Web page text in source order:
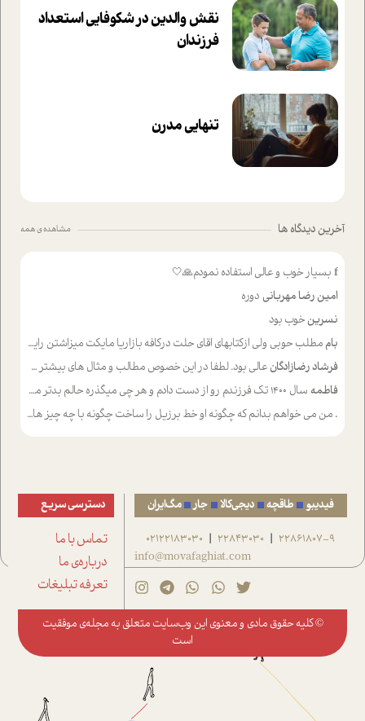
نقش والدین در شکوفا‌یی ا‌ستعداد
فرزندان‌
تنهایی مدرن
آخرین دیدگاه ها مشاهده ی همه
f بسیار خوب و عالی استفاده نمودم🙏🤍
امین رضا مهربانی دوره
نسرینخوب بود
بام مطلب حوبی ولی ازکتابهای اقای حلت درکافه بازاریا مایکت میزاشتن رایگان خوب بود ولی هرکدام خلاصه شده ش تومجله از طریق سایت هم خوبه اینکه درزیر اخرصفحه گذاشته شده خب ادم خبره میره نصب میکنه میخونه ولی هرکسی گوشیش ظرفیتش نداره باتشکر
فرشاد رضازادگان عالی بود. لطفا در این خصوص مطالب و مثال های بیشتر ی ارایه دهید
فاطمه سال ۱۴۰۰ تک فرزندم رو از دست دادم و هر چی میگذره حالم بدتر میشه و دلتنگتر تنایی رو ترجیح دادم و معاشرت برام سخت شده
. من می خواهم بدانم که چگونه او خط برزیل را ساخت چگونه با چه چیز هایی
فیدیبو طاقچه دیجی‌کالا جار مگ‌ایران
22861807-9
|
22843030
|
02122183030
info@movafaghiat.com
دسترسی سریع
تماس با ما
درباره‌ی ما
تعرفه تبلیغات
© کلیه حقوق مادی و معنوی این وب‌سایت متعلق به مجله‌ی موفقیت
است